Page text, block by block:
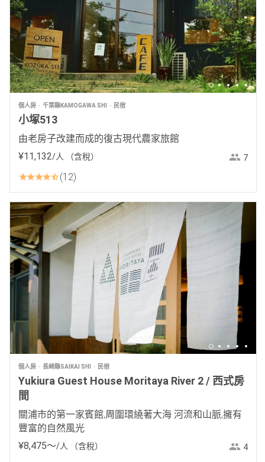
個人房 千葉縣KAMOGAWA SHI 民宿
小塚513
由老房子改建而成的復古現代農家旅館
¥11,132/人 （含稅） 7
12
個人房 長崎縣SAIKAI SHI 民宿
Yukiura Guest House Moritaya River 2 / 西式房
間
關浦市的第一家賓館,周圍環繞著大海 河流和山脈,擁有
豐富的自然風光
¥8,475〜/人 （含稅） 4